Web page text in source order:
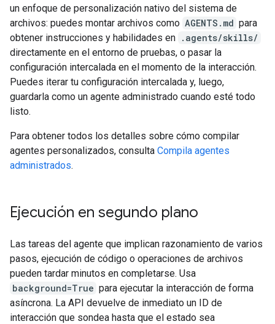
un enfoque de personalización nativo del sistema de
archivos: puedes montar archivos como AGENTS.md para
obtener instrucciones y habilidades en .agents/skills/
directamente en el entorno de pruebas, o pasar la
configuración intercalada en el momento de la interacción.
Puedes iterar tu configuración intercalada y, luego,
guardarla como un agente administrado cuando esté todo
listo.
Para obtener todos los detalles sobre cómo compilar
agentes personalizados, consulta Compila agentes
administrados.
Ejecución en segundo plano
Las tareas del agente que implican razonamiento de varios
pasos, ejecución de código o operaciones de archivos
pueden tardar minutos en completarse. Usa
background=True para ejecutar la interacción de forma
asíncrona. La API devuelve de inmediato un ID de
interacción que sondea hasta que el estado sea